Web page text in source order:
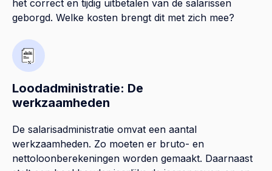
het correct en tijdig uitbetalen van de salarissen
geborgd. Welke kosten brengt dit met zich mee?
Loodadministratie: De
werkzaamheden
De salarisadministratie omvat een aantal
werkzaamheden. Zo moeten er bruto- en
nettoloonberekeningen worden gemaakt. Daarnaast